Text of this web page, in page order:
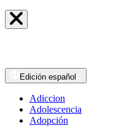
Edición español
Adiccion
Adolescencia
Adopción